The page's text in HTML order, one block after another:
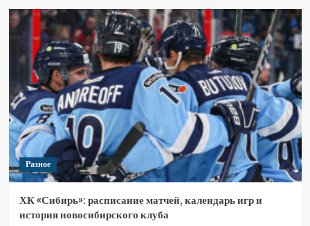
Разное
ХК «Сибирь»: расписание матчей, календарь игр и
история новосибирского клуба